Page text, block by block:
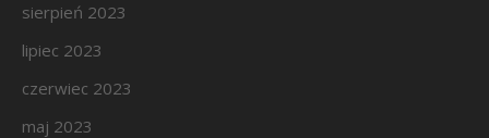
sierpień 2023
lipiec 2023
czerwiec 2023
maj 2023